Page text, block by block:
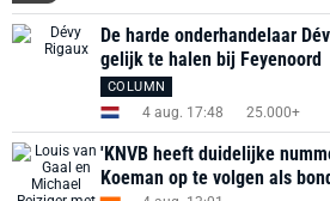
De harde onderhandelaar
gelijk te halen bij Feyenoord
COLUMN
4 aug. 17:48 25.000+
'KNVB heeft duidelijke
Koeman op te volgen als